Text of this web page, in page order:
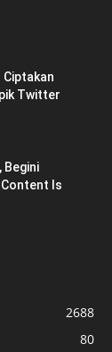
Ciptakan
Twitter
Begini
Is
2688
80